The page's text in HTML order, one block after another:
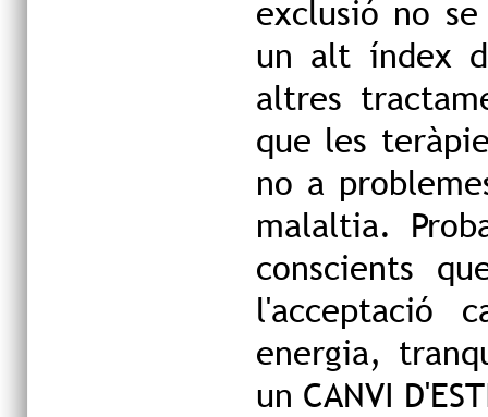
exclusió no
un alt índex
altres
que les
no a
malaltia.
conscients
l'acceptació
energia,
un CANVI